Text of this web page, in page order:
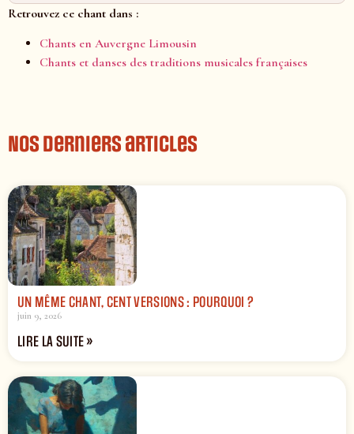
Retrouvez ce chant dans :
Chants en Auvergne Limousin
Chants et danses des traditions musicales françaises
Nos derniers articles
UN MÊME CHANT, CENT VERSIONS : POURQUOI ?
juin 9, 2026
LIRE LA SUITE »